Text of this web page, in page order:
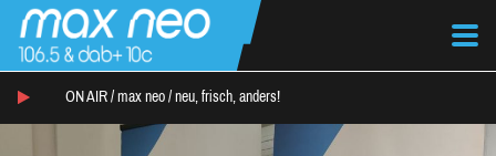
ON AIR / max neo / neu, frisch, anders!